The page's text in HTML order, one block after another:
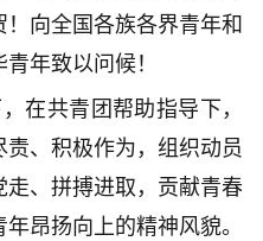
向全国各族各界青年和
年致以问候！
共青团帮助指导下，
、积极作为，组织动员
、拼搏进取，贡献青春
昂扬向上的精神风貌。